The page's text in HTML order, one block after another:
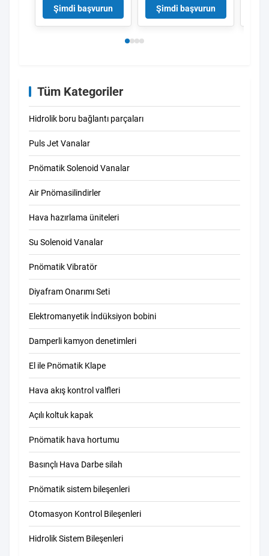
Şimdi başvurun
Alüminyum Dövme
Şimdi başvurun
Tüm Kategoriler
Hidrolik boru bağlantı parçaları
Puls Jet Vanalar
Pnömatik Solenoid Vanalar
Air Pnömasilindirler
Hava hazırlama üniteleri
Su Solenoid Vanalar
Pnömatik Vibratör
Diyafram Onarımı Seti
Elektromanyetik İndüksiyon bobini
Damperli kamyon denetimleri
El ile Pnömatik Klape
Hava akış kontrol valfleri
Açılı koltuk kapak
Pnömatik hava hortumu
Basınçlı Hava Darbe silah
Pnömatik sistem bileşenleri
Otomasyon Kontrol Bileşenleri
Hidrolik Sistem Bileşenleri